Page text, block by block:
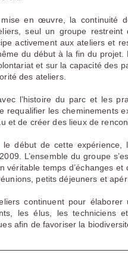
en œuvre, la continuité
seul un groupe restreint
activement aux ateliers et
du début à la fin du projet.
et sur la capacité des
des ateliers.
l’histoire du parc et les
requalifier les cheminements
et de créer des lieux de
le début de cette expérience,
L’ensemble du groupe
véritable temps d’échanges et
petits déjeuners et
continuent pour élaborer
les élus, les techniciens
afin de favoriser la